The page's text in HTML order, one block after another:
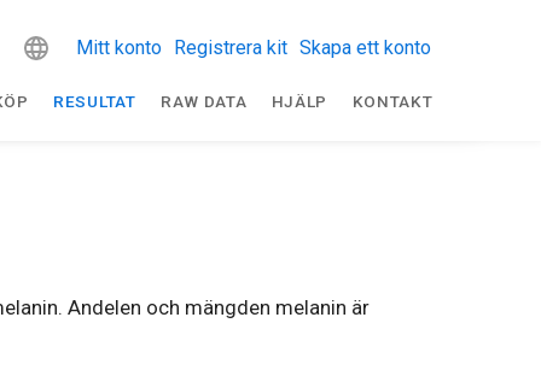
Mitt konto Registrera kit Skapa ett konto
RESULTAT RAW DATA HJÄLP KONTAKT
Andelen och mängden melanin är